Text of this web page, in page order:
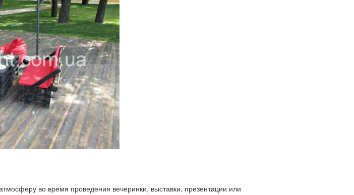
во время проведения вечеринки, выставки, презентации или